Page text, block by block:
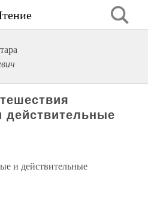
и действительные